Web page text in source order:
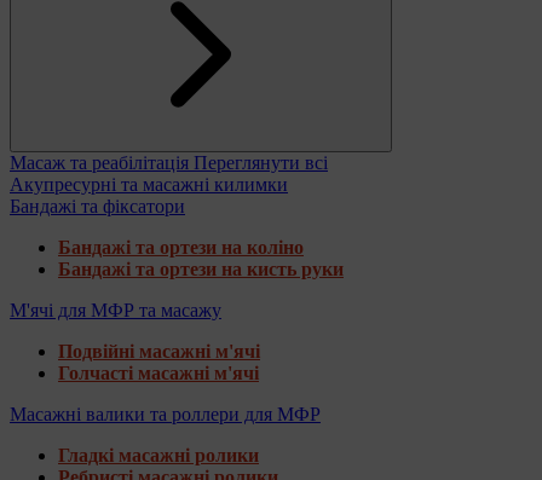
Масаж та реабілітація Переглянути всі
Акупресурні та масажні килимки
Бандажі та фіксатори
Бандажі та ортези на коліно
Бандажі та ортези на кисть руки
М'ячі для МФР та масажу
Подвійні масажні м'ячі
Голчасті масажні м'ячі
Масажні валики та роллери для МФР
Гладкі масажні ролики